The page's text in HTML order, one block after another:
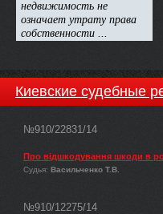
Киевские судебные
№910/22831/14
Про відшкодування шкоди в
Судья: Васильченко Т.В.
№910/12275/14